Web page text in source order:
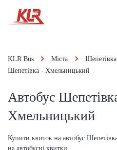
KLR Bus Міста
Шепетівка
Шепетівка - Хмельницький
Автобус
Хмельницький
Купити квиток на автобус
на автобусні квитки.